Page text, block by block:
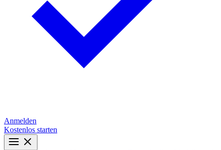
Anmelden
Kostenlos starten